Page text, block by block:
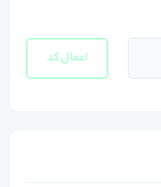
اعمال کد